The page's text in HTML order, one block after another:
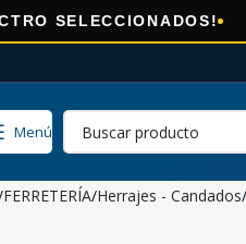
Menú
FERRETERÍA Herrajes - Candados